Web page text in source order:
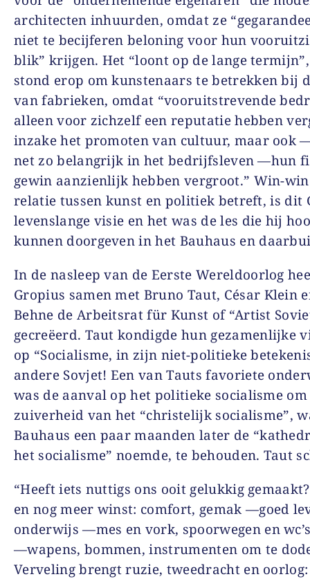
architecten inhuurden, omdat ze
niet te becijferen beloning voor hun
blik” krijgen. Het “loont op de lange
stond erop om kunstenaars te betrekken bij
van fabrieken, omdat “vooruitstrevende
alleen voor zichzelf een reputatie hebben
inzake het promoten van cultuur, maar ook
net zo belangrijk in het bedrijfsleven —hun
gewin aanzienlijk hebben vergroot.” Win-
relatie tussen kunst en politiek betreft, is dit
levenslange visie en het was de les die hij
kunnen doorgeven in het Bauhaus en
In de nasleep van de Eerste Wereldoorlog
Gropius samen met Bruno Taut, César Klein
Behne de Arbeitsrat für Kunst of “Artist
gecreëerd. Taut kondigde hun gezamenlijke
op “Socialisme, in zijn niet-politieke
andere Sovjet! Een van Tauts favoriete
was de aanval op het politieke socialisme om
zuiverheid van het “christelijk socialisme”,
Bauhaus een paar maanden later de
het socialisme” noemde, te behouden. Taut
“Heeft iets nuttigs ons ooit gelukkig
en nog meer winst: comfort, gemak —goed
onderwijs —mes en vork, spoorwegen en
—wapens, bommen, instrumenten om te
Verveling brengt ruzie, tweedracht en oorlog: